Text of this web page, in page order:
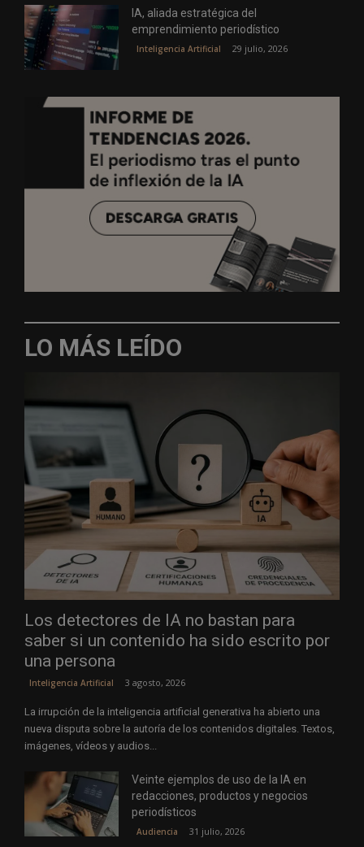
IA, aliada estratégica del
emprendimiento periodístico
Inteligencia Artificial 29 julio, 2026
LO MÁS LEÍDO
Los detectores de IA no bastan para
saber si un contenido ha sido escrito por
una persona
Inteligencia Artificial 3 agosto, 2026
La irrupción de la inteligencia artificial generativa ha abierto una
nueva disputa sobre la autoría de los contenidos digitales. Textos,
imágenes, vídeos y audios...
Veinte ejemplos de uso de la IA en
redacciones, productos y negocios
periodísticos
Audiencia 31 julio, 2026